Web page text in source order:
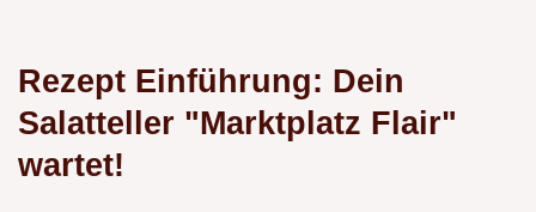
Rezept Einführung: Dein
Salatteller "Marktplatz Flair"
wartet!